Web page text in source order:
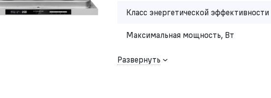
Класс энергетической эффективности
Максимальная мощность, Вт
Развернуть